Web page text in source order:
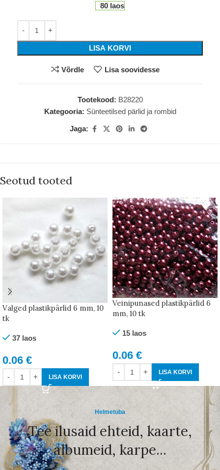
80 laos
LISA KORVI
Võrdle Lisa soovidesse
Tootekood: B28220
Kategooria: Sünteetilsed pärlid ja rombid
Jaga:
Seotud tooted
Valged plastikpärlid 6 mm, 10
tk
37 laos
0.06 €
LISA KORVI
Veinipunased plastikpärlid 6
mm, 10 tk
15 laos
0.06 €
LISA KORVI
Helmetuba
Tee ilusaid ehteid, kaarte,
albumeid, karpe...